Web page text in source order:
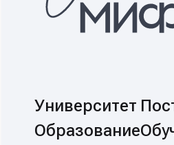
Университет
Образование